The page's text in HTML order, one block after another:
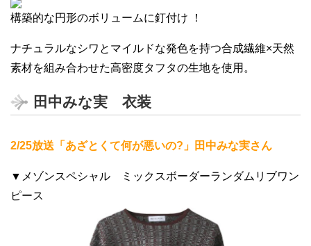
構築的な円形のボリュームに釘付け ！
ナチュラルなシワとマイルドな発色を持つ合成繊維×天然
素材を組み合わせた高密度タフタの生地を使用。
田中みな実 衣装
2/25放送「あざとくて何が悪いの?」田中みな実さん
▼メゾンスペシャル ミックスボーダーランダムリブワン
ピース